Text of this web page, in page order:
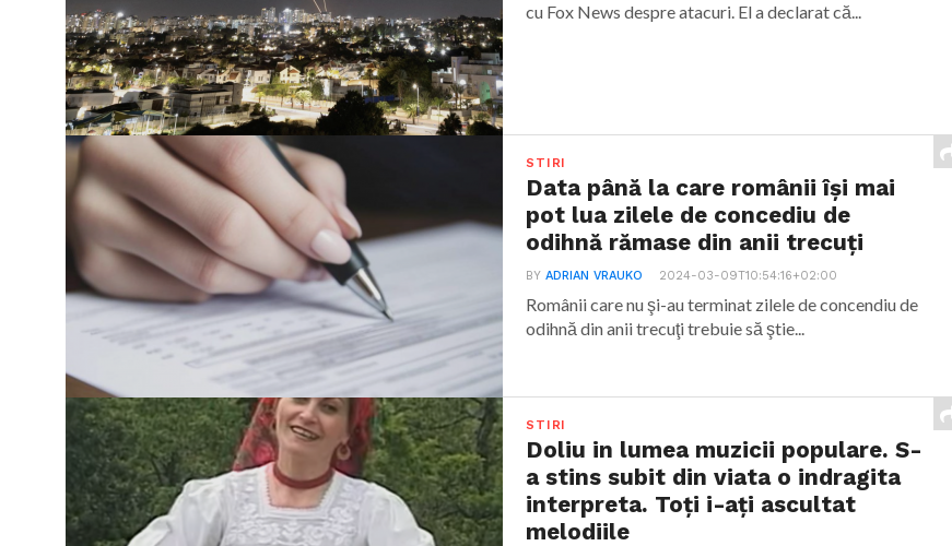
cu Fox News despre atacuri. El a declarat că...
STIRI
Data până la care românii îşi mai
pot lua zilele de concediu de
odihnă rămase din anii trecuţi
BYADRIAN VRAUKO 2024-03-09T10:54:16+02:00
Românii care nu şi-au terminat zilele de concendiu de
odihnă din anii trecuţi trebuie să ştie...
STIRI
Doliu in lumea muzicii populare. S-
a stins subit din viata o indragita
interpreta. Toți i-ați ascultat
melodiile